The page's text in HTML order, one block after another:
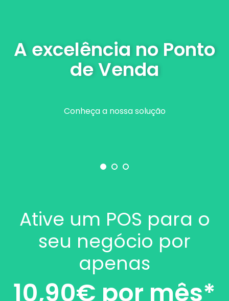
A excelência no Ponto
de Venda
Conheça a nossa solução
Ative um POS para o
seu negócio por
apenas
10,90€ por mês*